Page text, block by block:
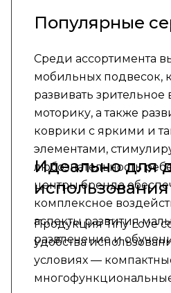
Популярные
Среди ассортимента
мобильных подвесок,
развивать зрительное
моторику, а также
коврики с яркими и
элементами,
любознательность
центры бренда
комплексное
аспекты развития
развлечение и
Идеально для
использования
Продукция Tiny Love
удобства
условиях —